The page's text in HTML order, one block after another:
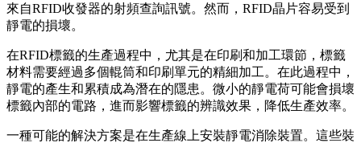
來自RFID收發器的射頻查詢訊號。然而，RFID晶片容易受到
靜電的損壞。
在RFID標籤的生產過程中，尤其是在印刷和加工環節，標籤
材料需要經過多個輥筒和印刷單元的精細加工。在此過程中，
靜電的產生和累積成為潛在的隱患。微小的靜電荷可能會損壞
標籤內部的電路，進而影響標籤的辨識效果，降低生產效率。
一種可能的解決方案是在生產線上安裝靜電消除裝置。這些裝